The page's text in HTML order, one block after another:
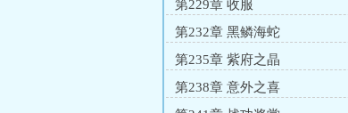
第229章 收服
第232章 黑鳞海蛇
第235章 紫府之晶
第238章 意外之喜